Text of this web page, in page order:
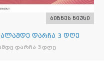
ბიზნეს ნიუსი
დარჩა 3 დღე
დარჩა 3 დღე